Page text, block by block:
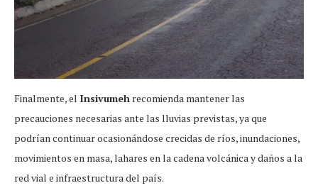
Finalmente, el Insivumeh recomienda mantener las
precauciones necesarias ante las lluvias previstas, ya que
podrían continuar ocasionándose crecidas de ríos, inundaciones,
movimientos en masa, lahares en la cadena volcánica y daños a la
red vial e infraestructura del país.